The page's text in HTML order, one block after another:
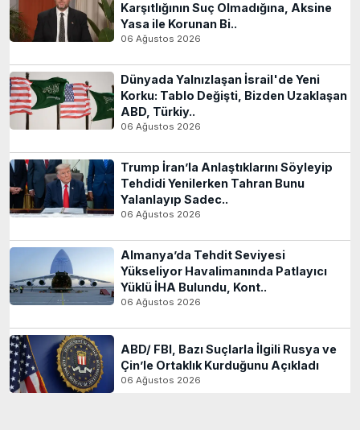
Karşıtlığının Suç Olmadığına, Aksine
Yasa ile Korunan Bi..
06 Ağustos 2026
Dünyada Yalnızlaşan İsrail'de Yeni
Korku: Tablo Değişti, Bizden Uzaklaşan
ABD, Türkiy..
06 Ağustos 2026
Trump İran’la Anlaştıklarını Söyleyip
Tehdidi Yenilerken Tahran Bunu
Yalanlayıp Sadec..
06 Ağustos 2026
Almanya’da Tehdit Seviyesi
Yükseliyor Havalimanında Patlayıcı
Yüklü İHA Bulundu, Kont..
06 Ağustos 2026
ABD/ FBI, Bazı Suçlarla İlgili Rusya ve
Çin’le Ortaklık Kurduğunu Açıkladı
06 Ağustos 2026